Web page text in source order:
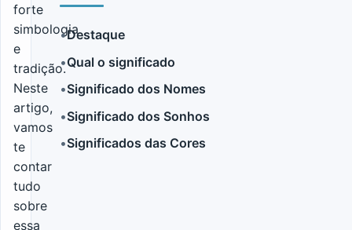
forte
simbologia
e
tradição.
Neste
artigo,
vamos
te
contar
tudo
sobre
essa
LER MAIS
•Destaque
•Qual o significado
•Significado dos Nomes
•Significado dos Sonhos
•Significados das Cores